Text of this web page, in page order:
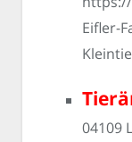
Eifler-
04109